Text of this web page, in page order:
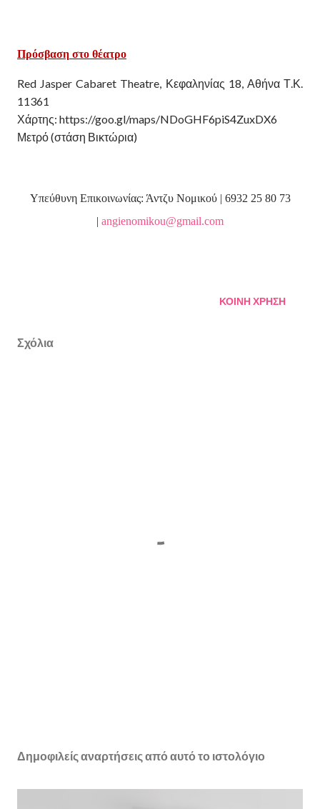
Πρόσβαση στο θέατρο
Red Jasper Cabaret Theatre, Κεφαληνίας 18, Αθήνα Τ.Κ.
11361
Χάρτης: https://goo.gl/maps/NDoGHF6piS4ZuxDX6
Μετρό (στάση Βικτώρια)
Υπεύθυνη Επικοινωνίας: Άντζυ Νομικού | 6932 25 80 73
| angienomikou@gmail.com
ΚΟΙΝΉ ΧΡΉΣΗ
Σχόλια
Δημοφιλείς αναρτήσεις από αυτό το ιστολόγιο